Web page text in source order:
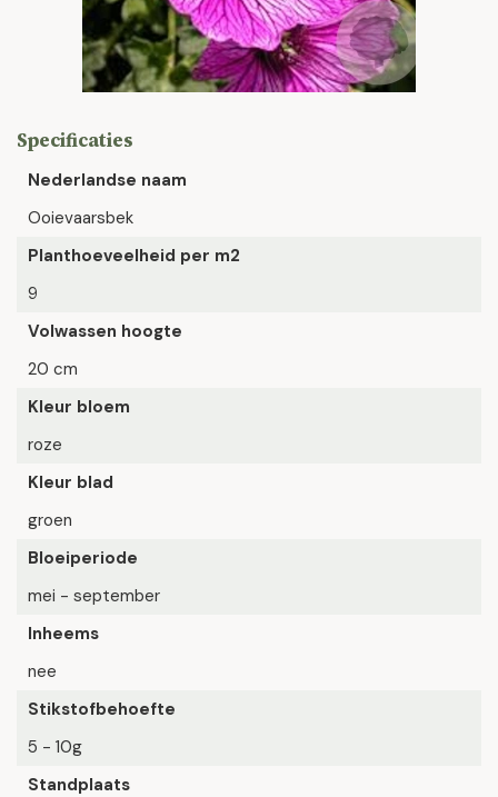
Specificaties
Nederlandse naam
Ooievaarsbek
Planthoeveelheid per m2
9
Volwassen hoogte
20 cm
Kleur bloem
roze
Kleur blad
groen
Bloeiperiode
mei - september
Inheems
nee
Stikstofbehoefte
5 - 10g
Standplaats